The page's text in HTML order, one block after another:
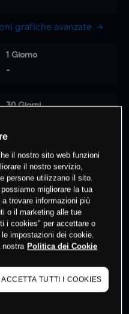
grafiche avanzate
1 Giorno
-
30 Giorni
su
il nostro sito web funzioni
il nostro servizio,
persone utilizzano il sito.
migliorare la tua
trovare informazioni più
o il marketing alle tue
i cookies" per accettare o
impostazioni dei cookie.
nostra Politica dei Cookie
ACCETTA TUTTI I COOKIES